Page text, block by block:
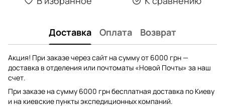
Доставка Оплата Возврат
Акция! При заказе через сайт на сумму от 6000 грн —
доставка в отделения или почтоматы «Новой Почты» за наш
счет.
При заказе на сумму 6000 грн бесплатная доставка по Киеву
и на киевские пункты экспедиционных компаний.